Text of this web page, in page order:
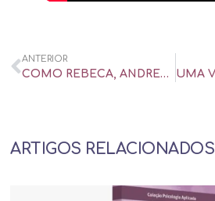
ANTERIOR
COMO REBECA, ANDREA BELTRÃO MOSTRA QUE MULHERES CASADAS TAMBÉM SE MASTURBAM – UOL UNIVERSA
ARTIGOS RELACIONADOS